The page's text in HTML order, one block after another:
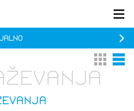
PRIJAVA
KONTAKT
Thumbnail
List